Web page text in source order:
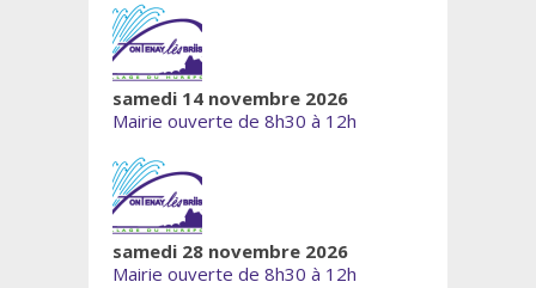
samedi 14 novembre 2026
Mairie ouverte de 8h30 à 12h
samedi 28 novembre 2026
Mairie ouverte de 8h30 à 12h